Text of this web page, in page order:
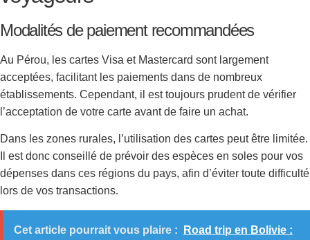
Modalités de paiement recommandées
Au Pérou, les cartes Visa et Mastercard sont largement
acceptées, facilitant les paiements dans de nombreux
établissements. Cependant, il est toujours prudent de vérifier
l’acceptation de votre carte avant de faire un achat.
Dans les zones rurales, l’utilisation des cartes peut être limitée.
Il est donc conseillé de prévoir des espèces en soles pour vos
dépenses dans ces régions du pays, afin d’éviter toute difficulté
lors de vos transactions.
Cet article pourrait vous plaire :
Road trip en Bolivie :